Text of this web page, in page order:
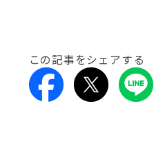
この記事をシェアする